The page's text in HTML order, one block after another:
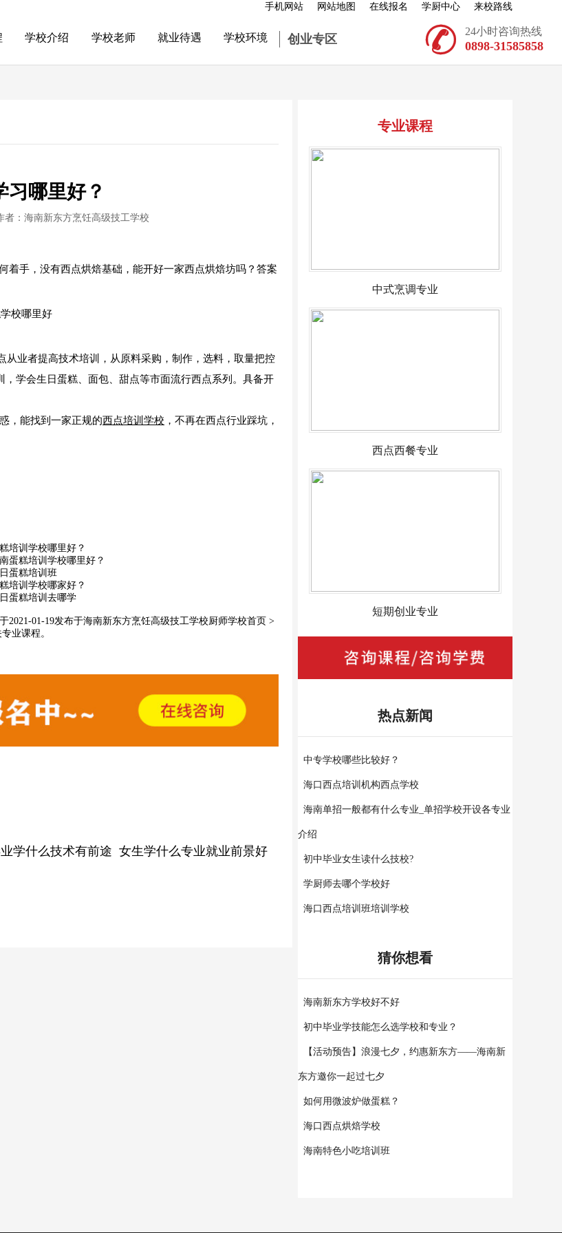
手机网站 网站地图 在线报名 学厨中心 来校路线
学校介绍 学校老师 就业待遇 学校环境 创业专区  24小时咨询热线
0898-31585858
习哪里好？
者：海南新东方烹饪高级技工学校
手，没有西点烘焙基础，能开好一家西点烘焙坊吗？答案
业者提高技术培训，从原料采购，制作，选料，取量把控
学会生日蛋糕、面包、甜点等市面流行西点系列。具备开
，能找到一家正规的西点培训学校 ，不再在西点行业踩坑，
培训学校哪里好？
蛋糕培训学校哪里好？
蛋糕培训班
培训学校哪家好？
蛋糕培训去哪学
2021-01-19发布于海南新东方烹饪高级技工学校厨师学校首页 >
业课程。
学什么技术有前途 女生学什么专业就业前景好
专业课程
中式烹调专业
西点西餐专业
短期创业专业
热点新闻
中专学校哪些比较好？
海口西点培训机构西点学校
海南单招一般都有什么专业_单招学校开设各专业
介绍
初中毕业女生读什么技校?
学厨师去哪个学校好
海口西点培训班培训学校
猜你想看
海南新东方学校好不好
初中毕业学技能怎么选学校和专业？
【活动预告】浪漫七夕，约惠新东方——海南新
东方邀你一起过七夕
如何用微波炉做蛋糕？
海口西点烘焙学校
海南特色小吃培训班